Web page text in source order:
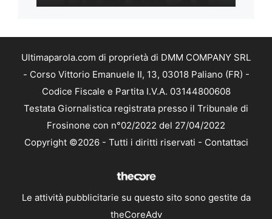
Ultimaparola.com di proprietà di DMM COMPANY SRL
- Corso Vittorio Emanuele II, 13, 03018 Paliano (FR) -
Codice Fiscale e Partita I.V.A. 03144800608
Testata Giornalistica registrata presso il Tribunale di
Frosinone con n°02/2022 del 27/04/2022
Copyright ©2026 - Tutti i diritti riservati - Contattaci
Le attività pubblicitarie su questo sito sono gestite da
theCoreAdv